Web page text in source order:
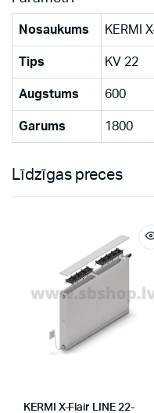
Nosaukums KERMI
Tips KV 22
Augstums 600
Garums 1800
Līdzīgas preces
KERMI X-Flair LINE 22-